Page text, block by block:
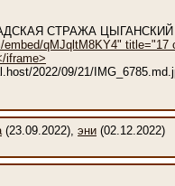
СТРАЖА
qMJqltM8KY4"
iframe>
2022/09/21/
(23.09.2022), эни (02.12.2022)